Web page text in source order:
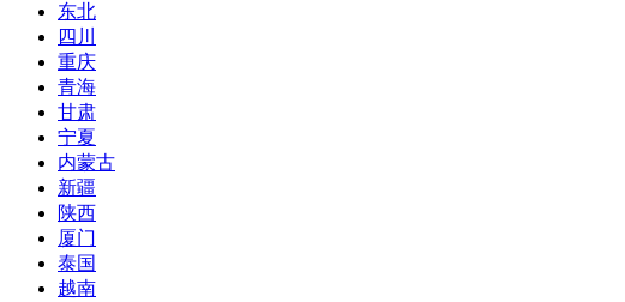
东北
四川
重庆
青海
甘肃
宁夏
内蒙古
新疆
陕西
厦门
泰国
越南